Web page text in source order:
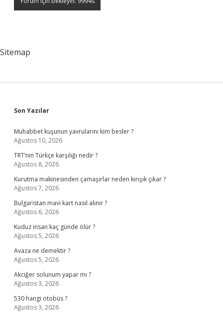
Sitemap
Sidebar
Son Yazılar
Muhabbet kuşunun yavrularını kim besler ?
Ağustos 10, 2026
TRT’nin Türkçe karşılığı nedir ?
Ağustos 8, 2026
Kurutma makinesinden çamaşırlar neden kırışık çıkar ?
Ağustos 7, 2026
Bulgaristan mavi kart nasıl alınır ?
Ağustos 6, 2026
Kuduz insan kaç günde ölür ?
Ağustos 5, 2026
Avaza ne demektir ?
Ağustos 5, 2026
Akciğer solunum yapar mı ?
Ağustos 3, 2026
530 hangi otobüs ?
Ağustos 3, 2026